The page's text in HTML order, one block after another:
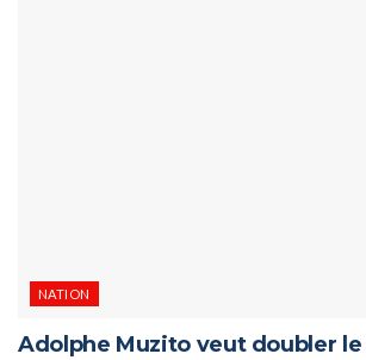
NATION
Adolphe Muzito veut doubler